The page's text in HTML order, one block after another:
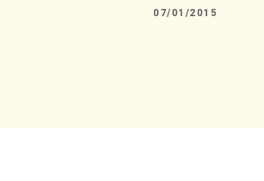
07/01/2015